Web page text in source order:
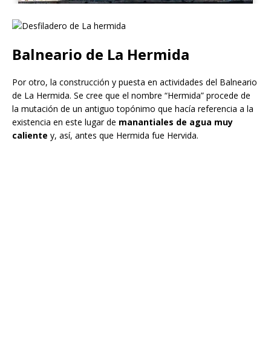
Balneario de La Hermida
Por otro, la construcción y puesta en actividades del Balneario
de La Hermida. Se cree que el nombre “Hermida” procede de
la mutación de un antiguo topónimo que hacía referencia a la
existencia en este lugar de manantiales de agua muy
caliente y, así, antes que Hermida fue Hervida.